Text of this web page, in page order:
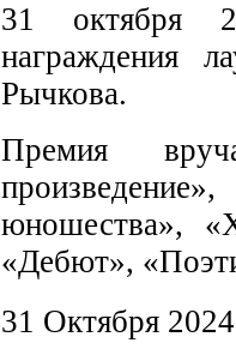
31 октября
награждения
Рычкова.
Премия
юношества»,
«Дебют»,
31 Октября 2024